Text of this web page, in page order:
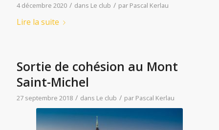
4 décembre 2020 / dans Le club / par Pascal Kerlau
Lire la suite
Sortie de cohésion au Mont
Saint-Michel
27 septembre 2018 / dans Le club / par Pascal Kerlau